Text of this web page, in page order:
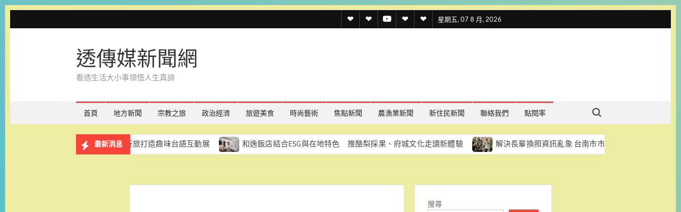
to
星期五, 07 8 月, 2026
透 透
名
透 聯 官
透傳媒新聞網
看透生活大小事領悟人生真諦
首頁 地方新聞 宗教之旅 政治經濟 旅遊美食 時尚藝術 焦點新聞 農漁業新聞 新住民新聞 聯絡我們 點閱率
Search for:
最新消息
免費展出一年 台南老爺行旅打造趣味台語互動展 和逸飯店結合ESG與在地特色 推酪梨採果、府城文化走讀新體驗 解決長輩換照資訊亂象 台南市市議員陳怡珍促每區每月至少辦一
搜尋